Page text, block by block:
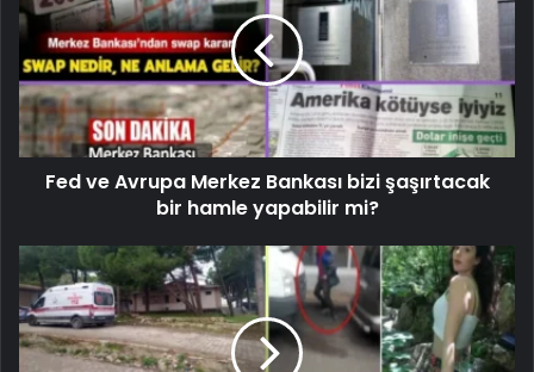
Fed ve Avrupa Merkez Bankası bizi şaşırtacak
bir hamle yapabilir mi?